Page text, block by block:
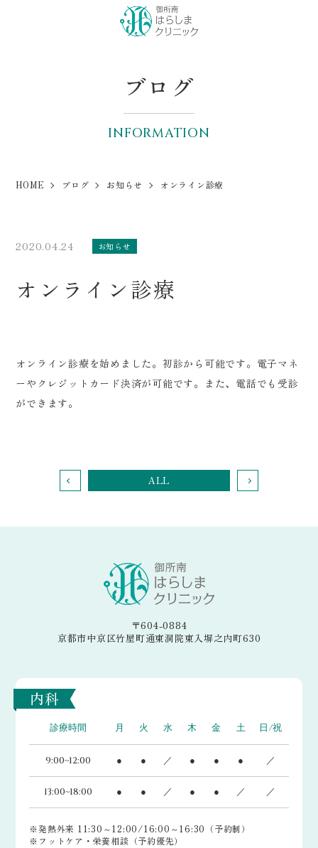
ブログ
INFORMATION
HOME ブログ お知らせ オンライン診療
2020.04.24 お知らせ
オンライン診療
オンライン診療を始めました。初診から可能です。電子マネ
ーやクレジットカード決済が可能です。また、電話でも受診
ができます。
ALL
〒604-0884
京都市中京区竹屋町通東洞院東入塀之内町630
内科
診療時間 月 火 水 木 金 土 日/祝
9:00~12:00 ● ● ／ ● ● ● ／
13:00~18:00 ● ● ／ ● ● ／ ／
※発熱外来 11:30～12:00/16:00～16:30（予約制）
※フットケア・栄養相談（予約優先）